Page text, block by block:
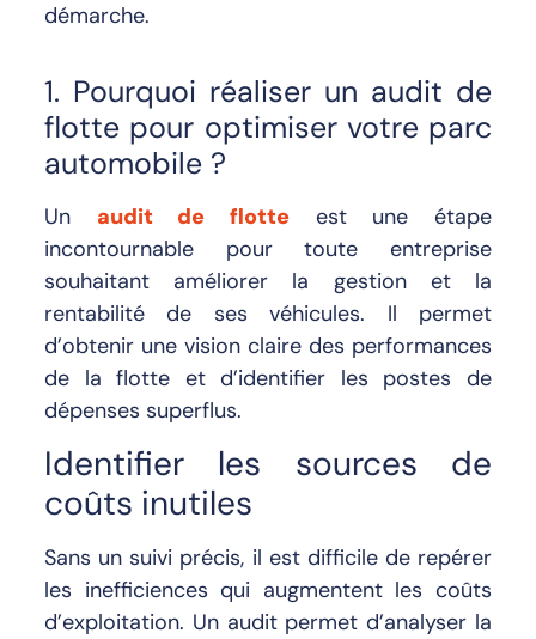
démarche.
1. Pourquoi réaliser un audit de
flotte pour optimiser votre parc
automobile ?
Un audit de flotte est une étape
incontournable pour toute entreprise
souhaitant améliorer la gestion et la
rentabilité de ses véhicules. Il permet
d’obtenir une vision claire des performances
de la flotte et d’identifier les postes de
dépenses superflus.
Identifier les sources de
coûts inutiles
Sans un suivi précis, il est difficile de repérer
les inefficiences qui augmentent les coûts
d’exploitation. Un audit permet d’analyser la